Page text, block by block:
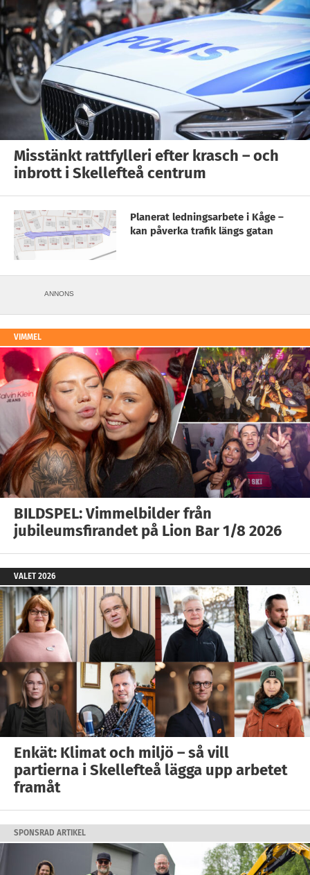
Misstänkt rattfylleri efter krasch – och
inbrott i Skellefteå centrum
Planerat ledningsarbete i Kåge –
kan påverka trafik längs gatan
ANNONS
VIMMEL
BILDSPEL: Vimmelbilder från
jubileumsfirandet på Lion Bar 1/8 2026
VALET 2026
Enkät: Klimat och miljö – så vill
partierna i Skellefteå lägga upp arbetet
framåt
SPONSRAD ARTIKEL